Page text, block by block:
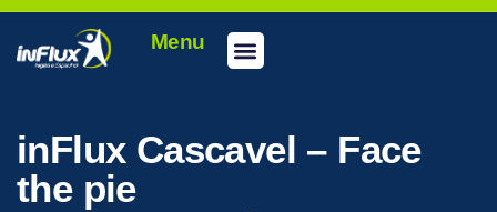
Menu
inFlux Cascavel – Face
the pie